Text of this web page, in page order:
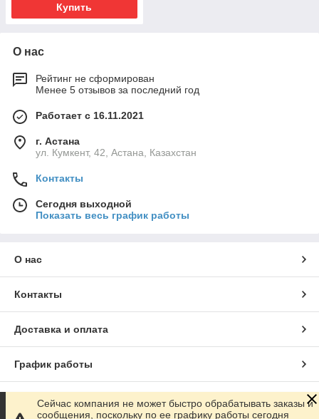
Купить
О нас
Рейтинг не сформирован
Менее 5 отзывов за последний год
Работает с 16.11.2021
г. Астана
ул. Кумкент, 42, Астана, Казахстан
Контакты
Сегодня выходной
Показать весь график работы
О нас
Контакты
Доставка и оплата
График работы
Полная версия сайта
Сейчас компания не может быстро обрабатывать заказы и
сообщения, поскольку по ее графику работы сегодня